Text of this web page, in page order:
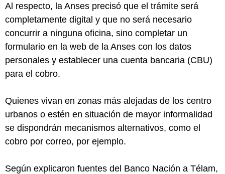
Al respecto, la Anses precisó que el trámite será
completamente digital y que no será necesario
concurrir a ninguna oficina, sino completar un
formulario en la web de la Anses con los datos
personales y establecer una cuenta bancaria (CBU)
para el cobro.
Quienes vivan en zonas más alejadas de los centro
urbanos o estén en situación de mayor informalidad
se dispondrán mecanismos alternativos, como el
cobro por correo, por ejemplo.
Según explicaron fuentes del Banco Nación a Télam,